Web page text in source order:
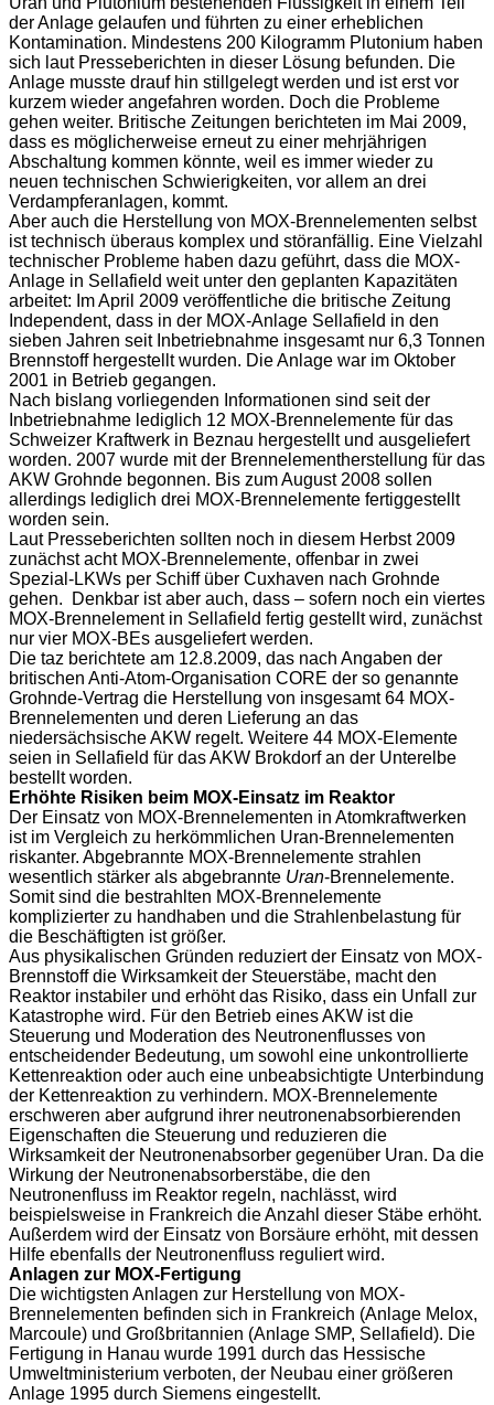
der Anlage gelaufen und führten zu einer erheblichen
Kontamination. Mindestens 200 Kilogramm Plutonium haben
sich laut Presseberichten in dieser Lösung befunden. Die
Anlage musste drauf hin stillgelegt werden und ist erst vor
kurzem wieder angefahren worden. Doch die Probleme
gehen weiter. Britische Zeitungen berichteten im Mai 2009,
dass es möglicherweise erneut zu einer mehrjährigen
Abschaltung kommen könnte, weil es immer wieder zu
neuen technischen Schwierigkeiten, vor allem an drei
Verdampferanlagen, kommt.
Aber auch die Herstellung von MOX-Brennelementen selbst
ist technisch überaus komplex und störanfällig. Eine Vielzahl
technischer Probleme haben dazu geführt, dass die MOX-
Anlage in Sellafield weit unter den geplanten Kapazitäten
arbeitet: Im April 2009 veröffentliche die britische Zeitung
Independent, dass in der MOX-Anlage Sellafield in den
sieben Jahren seit Inbetriebnahme insgesamt nur 6,3 Tonnen
Brennstoff hergestellt wurden. Die Anlage war im Oktober
2001 in Betrieb gegangen.
Nach bislang vorliegenden Informationen sind seit der
Inbetriebnahme lediglich 12 MOX-Brennelemente für das
Schweizer Kraftwerk in Beznau hergestellt und ausgeliefert
worden. 2007 wurde mit der Brennelementherstellung für das
AKW Grohnde begonnen. Bis zum August 2008 sollen
allerdings lediglich drei MOX-Brennelemente fertiggestellt
worden sein.
Laut Presseberichten sollten noch in diesem Herbst 2009
zunächst acht MOX-Brennelemente, offenbar in zwei
Spezial-LKWs per Schiff über Cuxhaven nach Grohnde
gehen. Denkbar ist aber auch, dass – sofern noch ein viertes
MOX-Brennelement in Sellafield fertig gestellt wird, zunächst
nur vier MOX-BEs ausgeliefert werden.
Die taz berichtete am 12.8.2009, das nach Angaben der
britischen Anti-Atom-Organisation CORE der so genannte
Grohnde-Vertrag die Herstellung von insgesamt 64 MOX-
Brennelementen und deren Lieferung an das
niedersächsische AKW regelt. Weitere 44 MOX-Elemente
seien in Sellafield für das AKW Brokdorf an der Unterelbe
bestellt worden.
Erhöhte Risiken beim MOX-Einsatz im Reaktor
Der Einsatz von MOX-Brennelementen in Atomkraftwerken
ist im Vergleich zu herkömmlichen Uran-Brennelementen
riskanter. Abgebrannte MOX-Brennelemente strahlen
wesentlich stärker als abgebrannte Uran-Brennelemente.
Somit sind die bestrahlten MOX-Brennelemente
komplizierter zu handhaben und die Strahlenbelastung für
die Beschäftigten ist größer.
Aus physikalischen Gründen reduziert der Einsatz von MOX-
Brennstoff die Wirksamkeit der Steuerstäbe, macht den
Reaktor instabiler und erhöht das Risiko, dass ein Unfall zur
Katastrophe wird. Für den Betrieb eines AKW ist die
Steuerung und Moderation des Neutronenflusses von
entscheidender Bedeutung, um sowohl eine unkontrollierte
Kettenreaktion oder auch eine unbeabsichtigte Unterbindung
der Kettenreaktion zu verhindern. MOX-Brennelemente
erschweren aber aufgrund ihrer neutronenabsorbierenden
Eigenschaften die Steuerung und reduzieren die
Wirksamkeit der Neutronenabsorber gegenüber Uran. Da die
Wirkung der Neutronenabsorberstäbe, die den
Neutronenfluss im Reaktor regeln, nachlässt, wird
beispielsweise in Frankreich die Anzahl dieser Stäbe erhöht.
Außerdem wird der Einsatz von Borsäure erhöht, mit dessen
Hilfe ebenfalls der Neutronenfluss reguliert wird.
Anlagen zur MOX-Fertigung
Die wichtigsten Anlagen zur Herstellung von MOX-
Brennelementen befinden sich in Frankreich (Anlage Melox,
Marcoule) und Großbritannien (Anlage SMP, Sellafield). Die
Fertigung in Hanau wurde 1991 durch das Hessische
Umweltministerium verboten, der Neubau einer größeren
Anlage 1995 durch Siemens eingestellt.